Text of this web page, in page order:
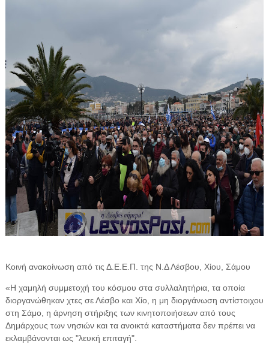
Κοινή ανακοίνωση από τις Δ.Ε.Ε.Π. της Ν.Δ Λέσβου, Χίου, Σάμου
«Η χαμηλή συμμετοχή του κόσμου στα συλλαλητήρια, τα οποία
διοργανώθηκαν χτες σε Λέσβο και Χίο, η μη διοργάνωση αντίστοιχου
στη Σάμο, η άρνηση στήριξης των κινητοποιήσεων από τους
Δημάρχους των νησιών και τα ανοικτά καταστήματα δεν πρέπει να
εκλαμβάνονται ως "λευκή επιταγή".